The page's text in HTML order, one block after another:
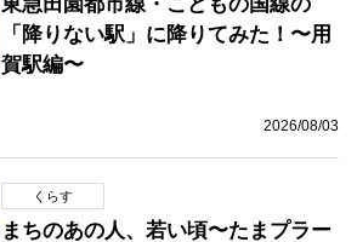
「降りない駅」に降りてみた！〜用
賀駅編〜
2026/08/03
くらす
まちのあの人、若い頃〜たまプラー